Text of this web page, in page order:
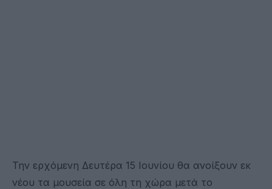
Την ερχόμενη Δευτέρα 15 Ιουνίου θα ανοίξουν εκ
νέου τα μουσεία σε όλη τη χώρα μετά το